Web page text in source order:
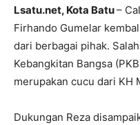
Lsatu.net, Kota Batu–
Firhando Gumelar
dari berbagai pihak.
Kebangkitan Bangsa
merupakan cucu dari KH
Dukungan Reza